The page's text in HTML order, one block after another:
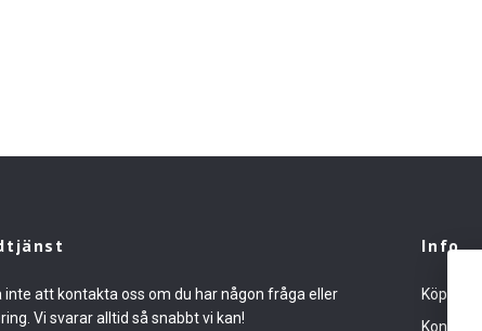
inte att kontakta oss om du har någon fråga eller
Vi svarar alltid så snabbt vi kan!
Info
Köpvillkor
Kontakt